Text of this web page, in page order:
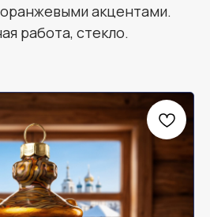
акцентами.
работа, стекло.